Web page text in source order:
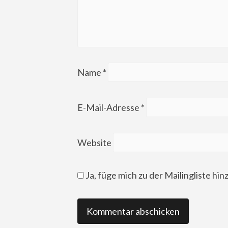
Name *
E-Mail-Adresse *
Website
Ja, füge mich zu der Mailingliste